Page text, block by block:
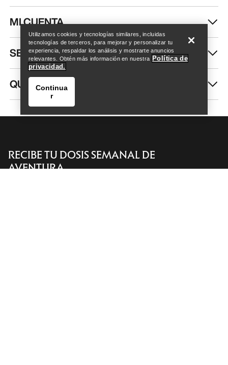
Encuentra una tienda Help
Encuentra una tienda Help
MI CUENTA
SEGUIR COMPRANDO
QUIÉNES SOMOS
RECIBE TU DOSIS SEMANAL DE
AVENTURA
Utilizamos cookies y tecnologías similares, incluidas
tecnologías de terceros, para mejorar y personalizar tu
experiencia, respaldar los análisis y mostrarte anuncios
relevantes. Obtén más información en nuestra Política de
privacidad.
Continua
r